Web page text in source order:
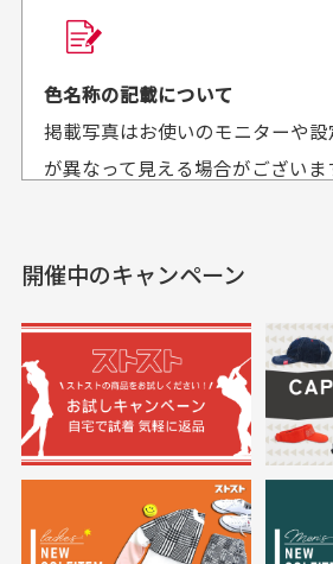
セールかつポイント
も使えて、お得に購
入出来ました
セールかつポイントも使
満足です。
おり
欲し
30代女性
か？
平日午前9時までのご注文で最短
おります。
せて頂いております。
送料はいくらかかりますか？
何点ご購入頂いた場合も全国一
いております。(1配送先につき)
また5,000円(税込)以上お買い物を
※必ず１つのショッピングカート
ご注文下さいませ。
色名称の記載について
掲載写真はお使いのモニターや
が異なって見える場合がございま
実寸サイズについて
一点一点手作業で計測しており
差が生じる場合がございます。
においについて
ユーズド商品の特性故、メンテ
すが、におい（煙草、香水、お
開催中のキャンペーン